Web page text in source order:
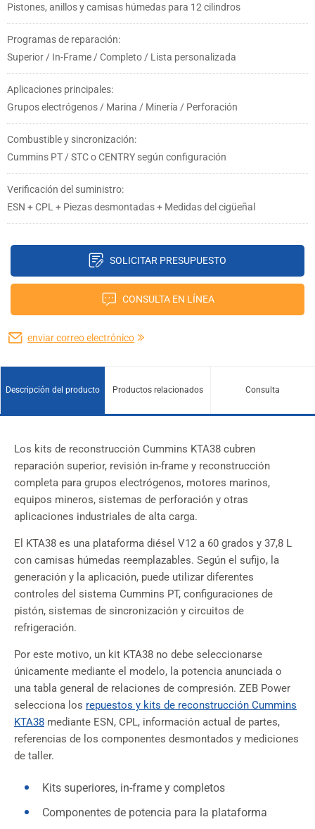
Pistones, anillos y camisas húmedas para 12 cilindros
Programas de reparación:
Superior / In-Frame / Completo / Lista personalizada
Aplicaciones principales:
Grupos electrógenos / Marina / Minería / Perforación
Combustible y sincronización:
Cummins PT / STC o CENTRY según configuración
Verificación del suministro:
ESN + CPL + Piezas desmontadas + Medidas del cigüeñal
SOLICITAR PRESUPUESTO
CONSULTA EN LÍNEA
enviar correo electrónico
Descripción del producto Productos relacionados Consulta
Los kits de reconstrucción Cummins KTA38 cubren
reparación superior, revisión in-frame y reconstrucción
completa para grupos electrógenos, motores marinos,
equipos mineros, sistemas de perforación y otras
aplicaciones industriales de alta carga.
El KTA38 es una plataforma diésel V12 a 60 grados y 37,8 L
con camisas húmedas reemplazables. Según el sufijo, la
generación y la aplicación, puede utilizar diferentes
controles del sistema Cummins PT, configuraciones de
pistón, sistemas de sincronización y circuitos de
refrigeración.
Por este motivo, un kit KTA38 no debe seleccionarse
únicamente mediante el modelo, la potencia anunciada o
una tabla general de relaciones de compresión. ZEB Power
selecciona los repuestos y kits de reconstrucción Cummins
KTA38 mediante ESN, CPL, información actual de partes,
referencias de los componentes desmontados y mediciones
de taller.
Kits superiores, in-frame y completos
Componentes de potencia para la plataforma